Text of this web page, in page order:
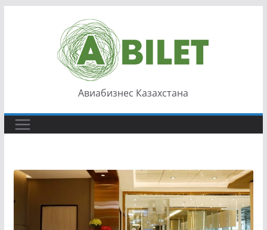
содержимому
Авиабизнес Казахстана